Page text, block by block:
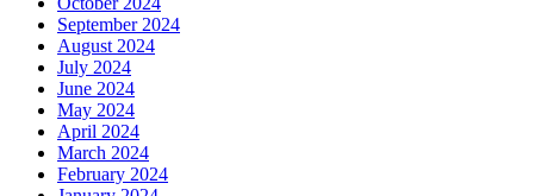
September 2024
August 2024
July 2024
June 2024
May 2024
April 2024
March 2024
February 2024